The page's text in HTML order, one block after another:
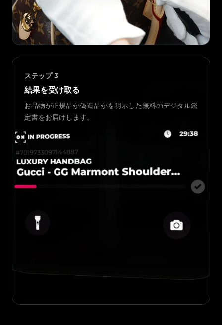
ステップ 3
結果を受け取る
お品物が正規品か偽造品かを明示した無料のデジタル鑑
定書をお届けします。